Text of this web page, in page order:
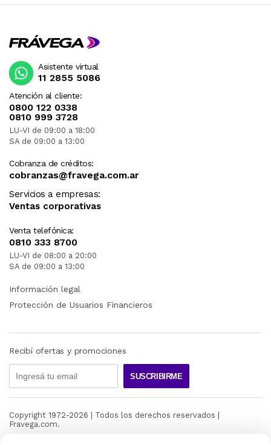
Atención al cliente:
0800 122 0338
0810 999 3728
LU-VI de 09:00 a 18:00
SA de 09:00 a 13:00
Cobranza de créditos:
cobranzas@fravega.com.ar
Servicios a empresas:
Ventas corporativas
Venta telefónica:
0810 333 8700
LU-VI de 08:00 a 20:00
SA de 09:00 a 13:00
Asistente virtual
11 2855 5086
Información legal
Protección de Usuarios Financieros
Recibí ofertas y promociones
SUSCRIBIRME
Copyright 1972-2026 | Todos los derechos reservados |
Fravega.com.